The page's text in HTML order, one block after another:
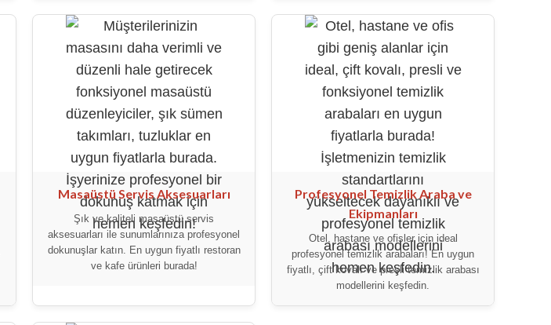
Masaüstü Servis Aksesuarları
Şık ve kaliteli masaüstü servis
aksesuarları ile sunumlarınıza profesyonel
dokunuşlar katın. En uygun fiyatlı restoran
ve kafe ürünleri burada!
Profesyonel Temizlik Araba ve
Ekipmanları
Otel, hastane ve ofisler için ideal
profesyonel temizlik arabaları! En uygun
fiyatlı, çift kovalı ve presli temizlik arabası
modellerini keşfedin.